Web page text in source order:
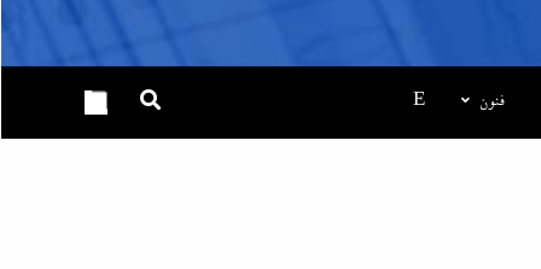
فنون E
عصام رمضان يسطر: وسام احترام لمحافظ البنك المركزى